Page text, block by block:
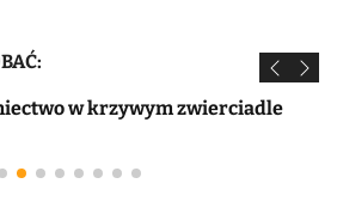
w krzywym zwierciadle